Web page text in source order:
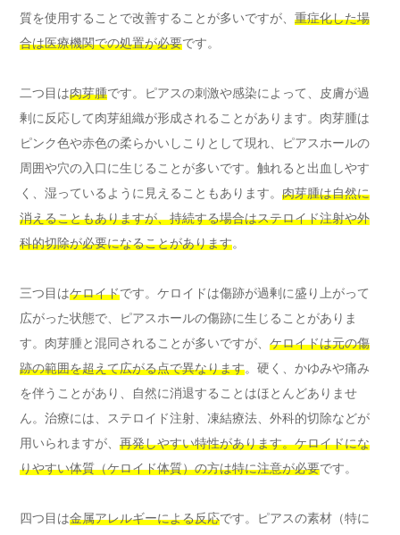
質を使用することで改善することが多いですが、 重症化した場
合は医療機関での処置が必要です。
二つ目は肉芽腫です。ピアスの刺激や感染によって、皮膚が過
剰に反応して肉芽組織が形成されることがあります。肉芽腫は
ピンク色や赤色の柔らかいしこりとして現れ、ピアスホールの
周囲や穴の入口に生じることが多いです。触れると出血しやす
く、湿っているように見えることもあります。 肉芽腫は自然に
消えることもありますが、持続する場合はステロイド注射や外
科的切除が必要になることがあります。
三つ目はケロイドです。ケロイドは傷跡が過剰に盛り上がって
広がった状態で、ピアスホールの傷跡に生じることがありま
す。肉芽腫と混同されることが多いですが、 ケロイドは元の傷
跡の範囲を超えて広がる点で異なります。硬く、かゆみや痛み
を伴うことがあり、自然に消退することはほとんどありませ
ん。治療には、ステロイド注射、凍結療法、外科的切除などが
用いられますが、 再発しやすい特性があります。ケロイドにな
りやすい体質（ケロイド体質）の方は特に注意が必要です。
四つ目は金属アレルギーによる反応です。ピアスの素材（特に